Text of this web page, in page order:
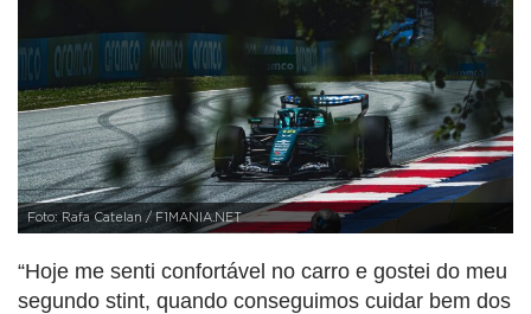
Foto: Rafa Catelan / F1MANIA.NET
“Hoje me senti confortável no carro e gostei do meu
segundo stint, quando conseguimos cuidar bem dos